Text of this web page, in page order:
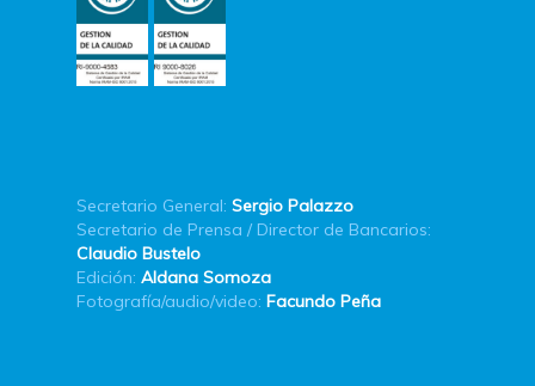
Secretario General: Sergio Palazzo
Secretario de Prensa / Director de Bancarios:
Claudio Bustelo
Edición: Aldana Somoza
Fotografía/audio/video: Facundo Peña